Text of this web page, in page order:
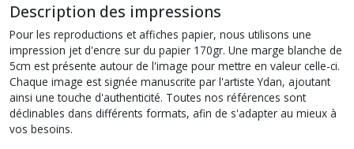
Description des impressions
Pour les reproductions et affiches papier, nous utilisons une
impression jet d'encre sur du papier 170gr. Une marge blanche de
5cm est présente autour de l'image pour mettre en valeur celle-ci.
Chaque image est signée manuscrite par l'artiste Ydan, ajoutant
ainsi une touche d'authenticité. Toutes nos références sont
déclinables dans différents formats, afin de s'adapter au mieux à
vos besoins.